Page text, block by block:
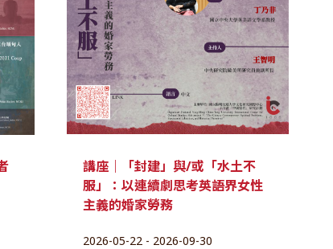
講座｜「封建」與/或「水土不
服」：以連續劇思考英語界女性
主義的婚家勞務
2026-05-22 - 2026-09-30